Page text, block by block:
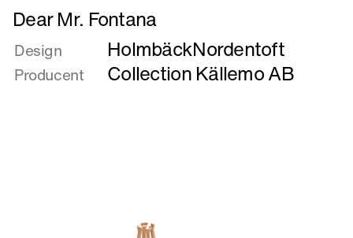
Læs
mere
om
Dear
Mr.
Dear Mr. Fontana
Design HolmbäckNordentoft
Producent Collection Källemo AB